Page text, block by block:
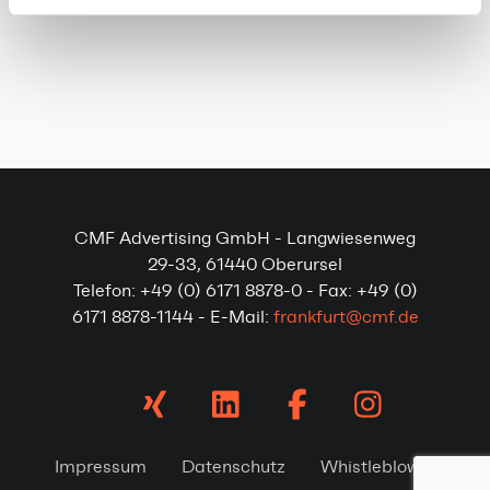
CMF Advertising GmbH - Langwiesenweg
29-33, 61440 Oberursel
Telefon: +49 (0) 6171 8878-0 - Fax: +49 (0)
6171 8878-1144 - E-Mail: frankfurt@cmf.de
Impressum Datenschutz Whistleblower